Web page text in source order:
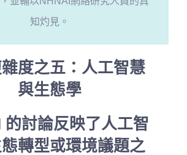
知灼見。
度之五：人工智慧
與生態學
的討論反映了人工智
轉型或環境議題之